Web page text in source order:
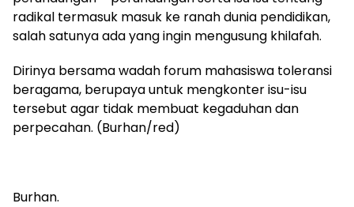
radikal termasuk masuk ke ranah dunia pendidikan,
salah satunya ada yang ingin mengusung khilafah.
Dirinya bersama wadah forum mahasiswa toleransi
beragama, berupaya untuk mengkonter isu-isu
tersebut agar tidak membuat kegaduhan dan
perpecahan. (Burhan/red)
Burhan.